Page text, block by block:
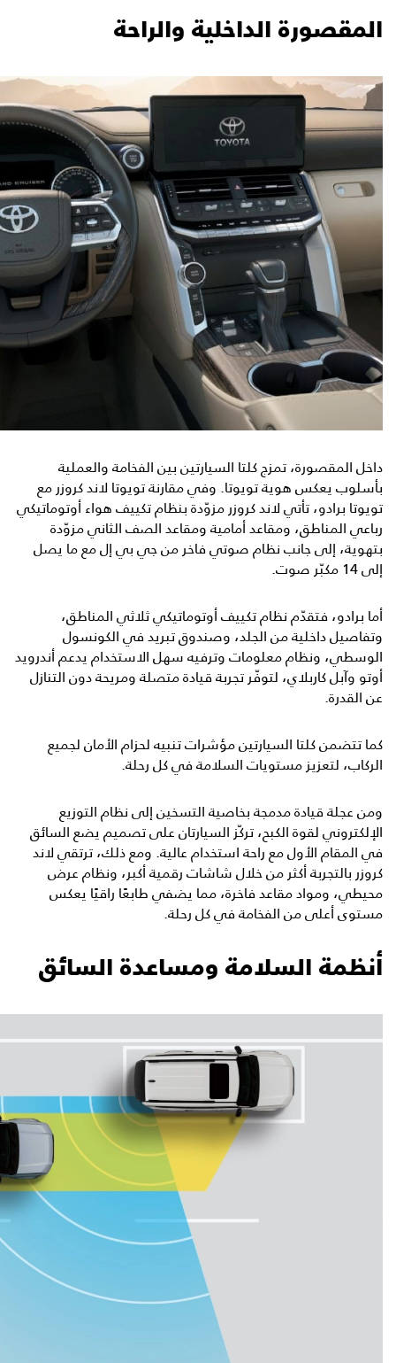
المقصورة الداخلية والراحة
داخل المقصورة، تمزج كلتا السيارتين بين الفخامة والعملية
بأسلوب يعكس هوية تويوتا. وفي مقارنة تويوتا لاند كروزر مع
تويوتا برادو، تأتي لاند كروزر مزوّدة بنظام تكييف هواء أوتوماتيكي
رباعي المناطق، ومقاعد أمامية ومقاعد الصف الثاني مزوّدة
بتهوية، إلى جانب نظام صوتي فاخر من جي بي إل مع ما يصل
إلى 14 مكبّر صوت.
أما برادو، فتقدّم نظام تكييف أوتوماتيكي ثلاثي المناطق،
وتفاصيل داخلية من الجلد، وصندوق تبريد في الكونسول
الوسطي، ونظام معلومات وترفيه سهل الاستخدام يدعم أندرويد
أوتو وآبل كاربلاي، لتوفّر تجربة قيادة متصلة ومريحة دون التنازل
عن القدرة.
كما تتضمن كلتا السيارتين مؤشرات تنبيه لحزام الأمان لجميع
الركاب، لتعزيز مستويات السلامة في كل رحلة.
ومن عجلة قيادة مدمجة بخاصية التسخين إلى نظام التوزيع
الإلكتروني لقوة الكبح، تركّز السيارتان على تصميم يضع السائق
في المقام الأول مع راحة استخدام عالية. ومع ذلك، ترتقي لاند
كروزر بالتجربة أكثر من خلال شاشات رقمية أكبر، ونظام عرض
محيطي، ومواد مقاعد فاخرة، مما يضفي طابعًا راقيًا يعكس
مستوى أعلى من الفخامة في كل رحلة.
أنظمة السلامة ومساعدة السائق